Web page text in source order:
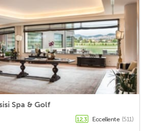
Spa & Golf
12,3 Eccellente (511)